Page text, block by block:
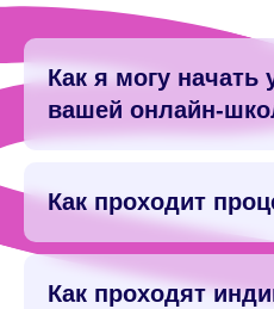
Как я могу начать
вашей онлайн-
Как проходит
Как проходят